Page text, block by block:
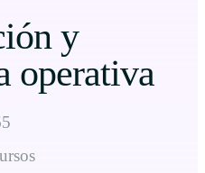
y
operativa